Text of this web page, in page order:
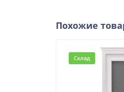
Похожие
Склад